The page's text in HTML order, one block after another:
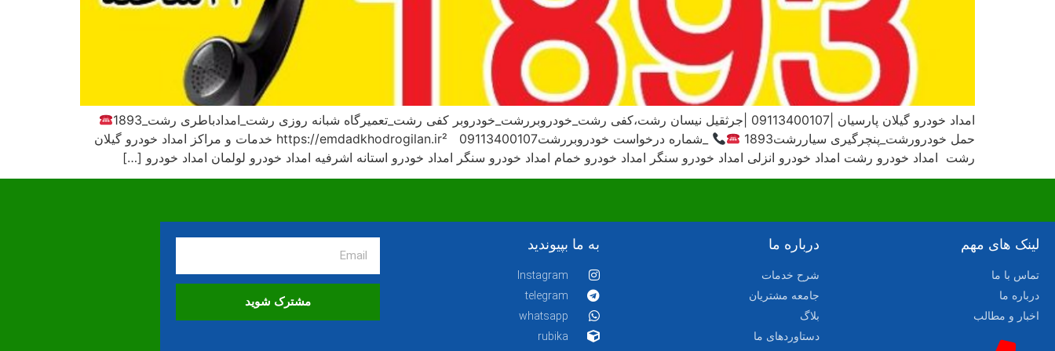
امداد خودرو گیلان پارسیان |09113400107 |جرثقیل نیسان رشت،کفی رشت_خودروبررشت_خودروبر کفی رشت_تعمیرگاه شبانه روزی رشت_امدادباطری رشت_1893
حمل خودرورشت_پنچرگیری سیاررشت1893
_شماره درخواست خودروبررشت09113400107 https://emdadkhodrogilan.ir² خدمات و مراکز امداد خودرو گیلان
رشت امداد خودرو رشت امداد خودرو انزلی امداد خودرو سنگر امداد خودرو خمام امداد خودرو سنگر امداد خودرو استانه اشرفیه امداد خودرو لولمان امداد خودرو […]
لینک های مهم
تماس با ما
درباره ما
اخبار و مطالب
درباره ما
شرح خدمات
جامعه مشتریان
بلاگ
دستاوردهای ما
به ما بپیوندید
Instagram
telegram
whatsapp
rubika
مشترک شوید